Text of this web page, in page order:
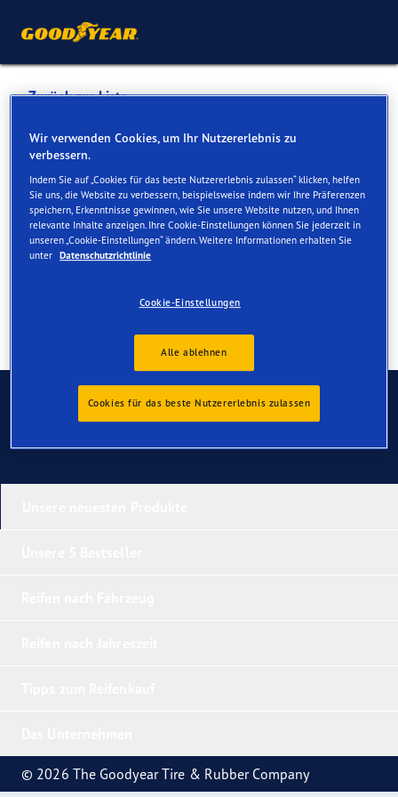
Zurück zur Liste
MARCEL BOSCHUNG AG
Dienste online und vor Ort verfügbar
Kontakt Serviceleistungen
Kontaktieren Sie uns
© 2026 The Goodyear Tire & Rubber Company
Wir verwenden Cookies, um Ihr Nutzererlebnis zu
verbessern.
Indem Sie auf „Cookies für das beste Nutzererlebnis zulassen“ klicken, helfen
Sie uns, die Website zu verbessern, beispielsweise indem wir Ihre Präferenzen
speichern, Erkenntnisse gewinnen, wie Sie unsere Website nutzen, und Ihnen
relevante Inhalte anzeigen. Ihre Cookie-Einstellungen können Sie jederzeit in
unseren „Cookie-Einstellungen“ ändern. Weitere Informationen erhalten Sie
unter Datenschutzrichtlinie
Cookie-Einstellungen
Alle ablehnen
Cookies für das beste Nutzererlebnis zulassen